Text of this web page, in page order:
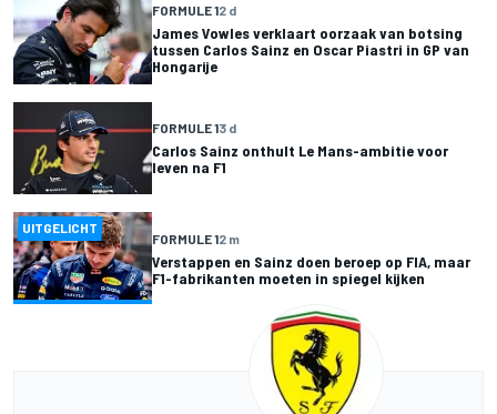
FORMULE 12 d
James Vowles verklaart oorzaak van botsing
tussen Carlos Sainz en Oscar Piastri in GP van
Hongarije
FORMULE 13 d
Carlos Sainz onthult Le Mans-ambitie voor
leven na F1
UITGELICHT
FORMULE 12 m
Verstappen en Sainz doen beroep op FIA, maar
F1-fabrikanten moeten in spiegel kijken